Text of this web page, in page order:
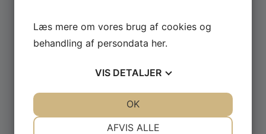
Læs mere om vores brug af cookies og
behandling af persondata her.
VIS DETALJER
NØDVENDIGE PRÆFERENCER
AFVIS ALLE
OK